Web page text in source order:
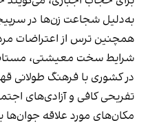
به‌دلیل شجاعت زن‌ها در
همچنین ترس از اعتراضات
شرایط سخت معیشتی،
در کشوری با فرهنگ طولانی
تفریحی کافی و آزادی‌های
مکان‌های مورد علاقه جوان‌ها